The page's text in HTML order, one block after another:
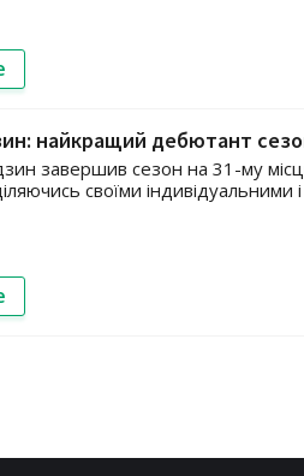
найкращий дебютант
завершив сезон на 31-му
своїми індивідуальними